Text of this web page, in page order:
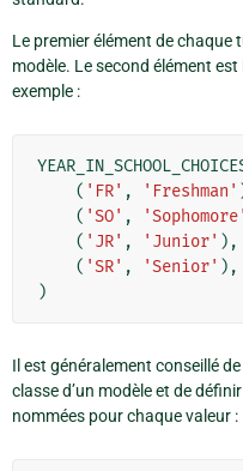
Le premier élément de chaque
modèle. Le second élément
exemple :
( 'FR' , 'Freshman'
( 'SO' , 'Sophomore'
( 'JR' , 'Junior' ),
( 'SR' , 'Senior' ),
)
Il est généralement conseillé
classe d’un modèle et de
nommées pour chaque valeur :